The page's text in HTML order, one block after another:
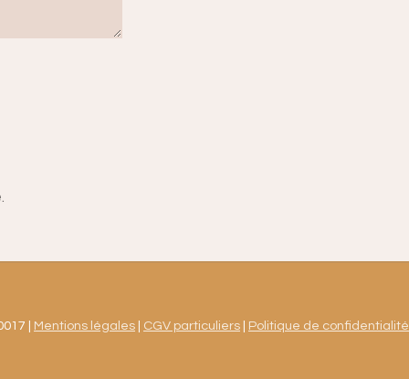
| Mentions légales CGV particuliers Politique de confidentialité